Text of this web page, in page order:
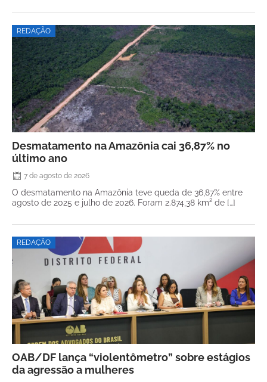
REDAÇÃO
Desmatamento na Amazônia cai 36,87% no
último ano
7 de agosto de 2026
O desmatamento na Amazônia teve queda de 36,87% entre
agosto de 2025 e julho de 2026. Foram 2.874,38 km² de […]
REDAÇÃO
OAB/DF lança “violentômetro” sobre estágios
da agressão a mulheres